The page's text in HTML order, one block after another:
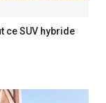
ce SUV hybride